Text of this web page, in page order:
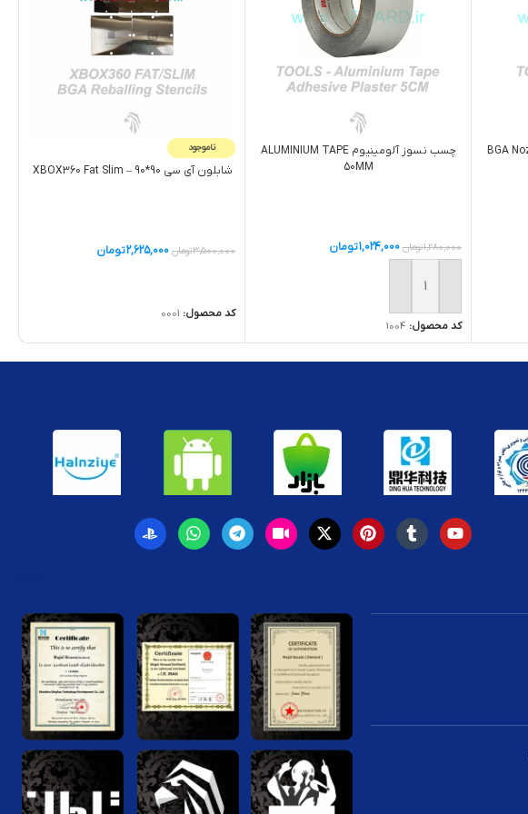
چسب نسوز آلومینیوم ALUMINIUM TAPE
50MM
1,280,000تومان 1,024,000تومان
افزودن به سبد خرید
کد محصول: 1004
ناموجود
شابلون آی سی 90*90 – XBOX360 Fat Slim
3,500,000تومان 2,625,000تومان
کد محصول: 0001